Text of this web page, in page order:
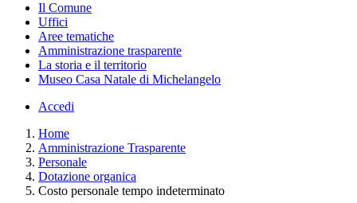
Il Comune
Uffici
Aree tematiche
Amministrazione trasparente
La storia e il territorio
Museo Casa Natale di Michelangelo
Accedi
Home
Amministrazione Trasparente
Personale
Dotazione organica
Costo personale tempo indeterminato